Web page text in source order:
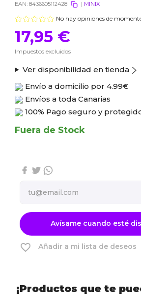
EAN: 8436605112428 | MINIX
No hay opiniones de
17,95 €
Impuestos excluidos
Ver disponibilidad en tienda
Envío a domicilio por 4.99€
Envíos a toda Canarias
100% Pago seguro y
Fuera de Stock
Avísame cuando esté
favorite_border Añadir a mi lista de deseos
¡Productos que te